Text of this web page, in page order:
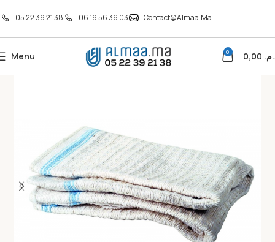
05 22 39 21 38 06 19 56 36 03 Contact@almaa.ma
Menu 0